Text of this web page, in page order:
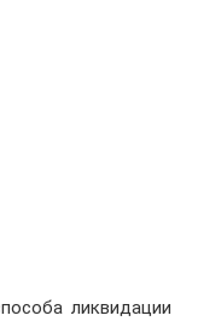
ликвидации